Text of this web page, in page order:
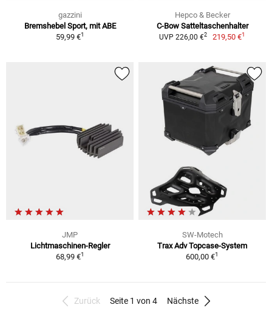
gazzini
Bremshebel Sport, mit ABE
59,99 €1
Hepco & Becker
C-Bow Satteltaschenhalter
UVP 226,00 €2 219,50 €1
JMP
Lichtmaschinen-Regler
68,99 €1
SW-Motech
Trax Adv Topcase-System
600,00 €1
Zurück Seite 1 von 4 Nächste